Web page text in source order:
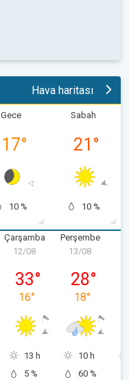
Hava haritası
Gece
17°
10 %
Sabah
21 °
10 %
Çarşamba
12/08 Çarşamba
12/08
33°
16°
13 h
5 %
Perşembe
13/08
28°
18°
10 h
60 %